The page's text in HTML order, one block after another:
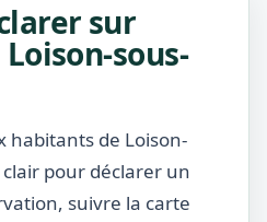
sur
sous-
habitants de Loison-
pour déclarer un
suivre la carte